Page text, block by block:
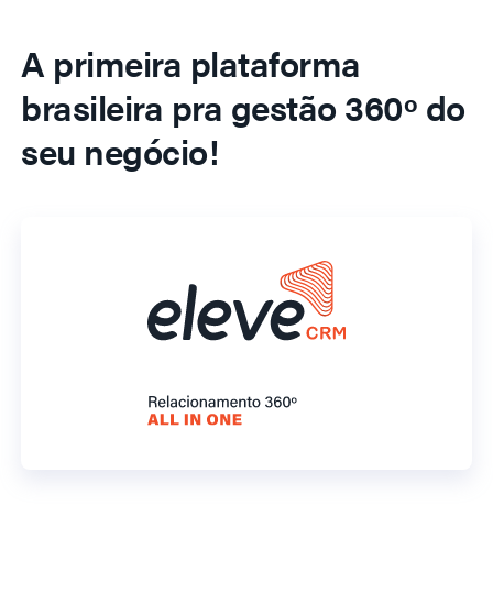
A primeira plataforma
brasileira pra gestão 360º do
seu negócio!